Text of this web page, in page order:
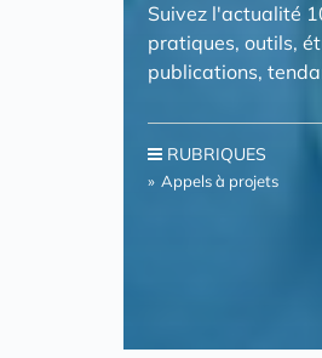
Suivez l'actualité
pratiques, outils,
publications,
RUBRIQUES
Appels à projets